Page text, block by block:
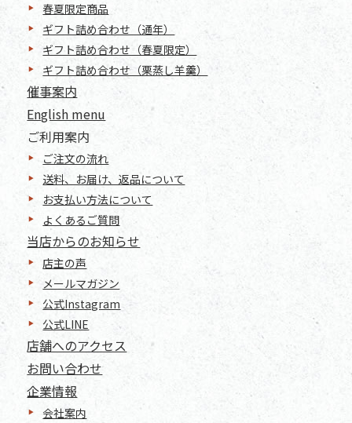
春夏限定商品
ギフト詰め合わせ（通年）
ギフト詰め合わせ（春夏限定）
ギフト詰め合わせ（栗蒸し羊羹）
催事案内
English menu
ご利用案内
ご注文の流れ
送料、お届け、返品について
お支払い方法について
よくあるご質問
当店からのお知らせ
店主の声
メールマガジン
公式Instagram
公式LINE
店舗へのアクセス
お問い合わせ
企業情報
会社案内